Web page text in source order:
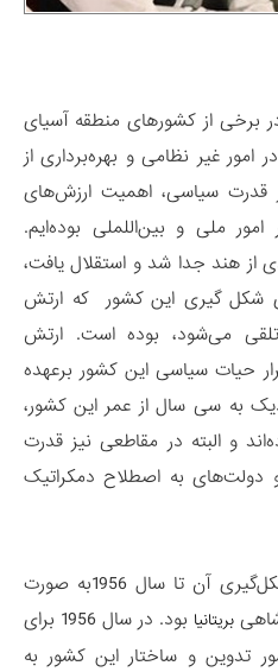
برخی از کشورهای منطقه آسیای
غیر نظامی و بهره‌برداری از
بر قدرت سیاسی، اهمیت ارزش‌های
ملی و بین‌اللملی بوده‌ایم.
که در دهه 50 میلادی از هند جدا شد و استقلال یافت،
شکل گیری این کشور که ارتش
می‌شود، بوده است. ارتش
حیات سیاسی این کشور برعهده
به سی سال از عمر این کشور،
و البته در مقاطعی نیز قدرت
به اصطلاح دمکراتیک
نحوه اداره پاکستان از ابتدای شکل‌گیری آن تا سال 1956به ‌صورت
بریتانیا
بود. در سال 1956 برای
تدوین و ساختار این کشور به